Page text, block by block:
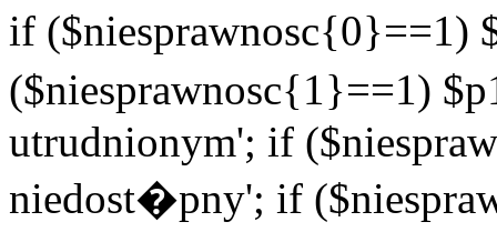
if ($niesprawnosc{0}==1)
($niesprawnosc{1}==1)
utrudnionym'; if
niedost�pny'; if